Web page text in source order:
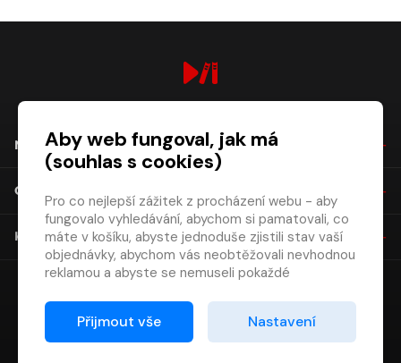
NÁKUP
O SPOLEČNOSTI
KONTAKT
Aby web fungoval, jak má
(souhlas s cookies)
Pro co nejlepší zážitek z procházení webu - aby
fungovalo vyhledávání, abychom si pamatovali, co
máte v košíku, abyste jednoduše zjistili stav vaší
objednávky, abychom vás neobtěžovali nevhodnou
reklamou a abyste se nemuseli pokaždé
Proto od vás potřebujeme souhlas se
zpracováním souborů cookies
Přijmout vše Nastavení